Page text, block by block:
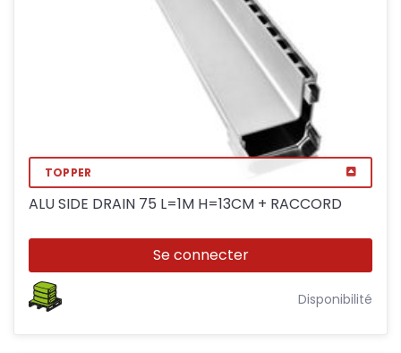
TOPPER
ALU SIDE DRAIN 75 L=1M H=13CM + RACCORD
Se connecter
Disponibilité